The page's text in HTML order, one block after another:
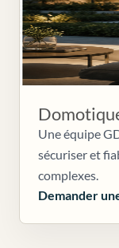
Une équipe
sécuriser et
complexes.
Demander